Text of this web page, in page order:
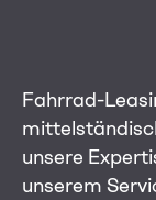
Fahrrad-
unsere
unserem